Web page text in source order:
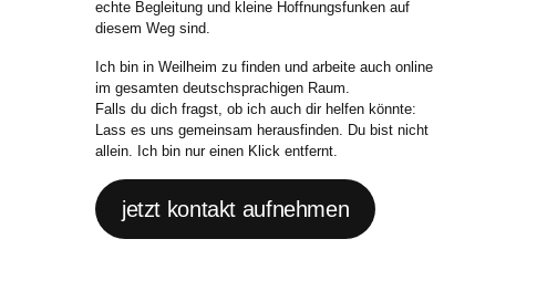
echte Begleitung und kleine Hoffnungsfunken auf
diesem Weg sind.
Ich bin in Weilheim zu finden und arbeite auch online
im gesamten deutschsprachigen Raum.
Falls du dich fragst, ob ich auch dir helfen könnte:
Lass es uns gemeinsam herausfinden. Du bist nicht
allein. Ich bin nur einen Klick entfernt.
jetzt kontakt aufnehmen